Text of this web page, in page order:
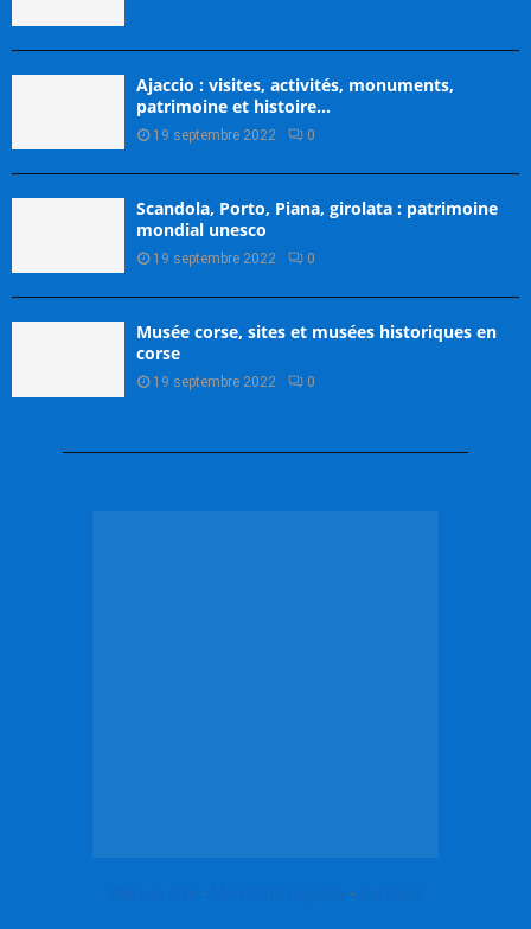
Ajaccio : visites, activités, monuments,
patrimoine et histoire…
19 septembre 2022 0
Scandola, Porto, Piana, girolata : patrimoine
mondial unesco
19 septembre 2022 0
Musée corse, sites et musées historiques en
corse
19 septembre 2022 0
- -